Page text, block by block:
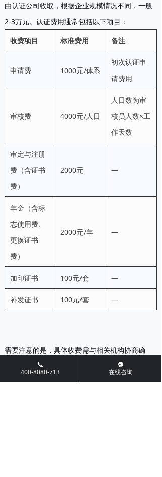
由认证公司收取，根据企业规模情况不同，一般
2-3万元。认证费用通常包括以下项目：
收费项目
标准费用 备注
申请费 1000元/体系
初次认证申
请费用
审核费 4000元/人日
人日数为审
核员人数×工
作天数
审定与注册
费（含证书
费）
2000元 —
年金（含标
志使用费、
更换证书
费）
2000元/年 —
加印证书 100元/套 —
补发证书 100元/套 —
需要注意的是，具体收费需与相关机构协商确
定，企业不能仅仅以价格为唯一考量因素，还应
综合考虑服务机构的专业水平、口碑和服务质
끅
400-8080-713
끁
在线咨询